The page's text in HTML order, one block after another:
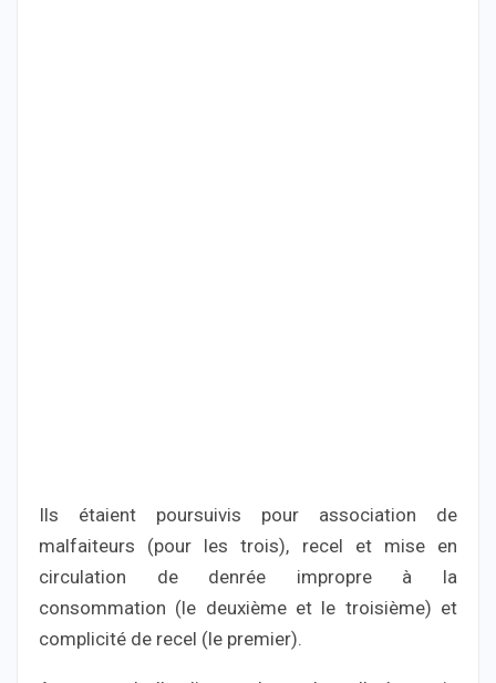
Ils étaient poursuivis pour association de
malfaiteurs (pour les trois), recel et mise en
circulation de denrée impropre à la
consommation (le deuxième et le troisième) et
complicité de recel (le premier).